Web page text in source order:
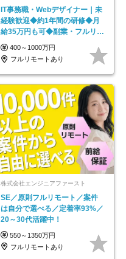
IT事務職・Webデザイナー｜未
経験歓迎◆約1年間の研修◆月
給35万円も可◆副業・フルリモ
ート可◆年休126日
400～1000万円
フルリモートあり
株式会社エンジニアファースト
SE／原則フルリモート／案件
は自分で選べる／定着率93%／
20～30代活躍中！
550～1350万円
フルリモートあり